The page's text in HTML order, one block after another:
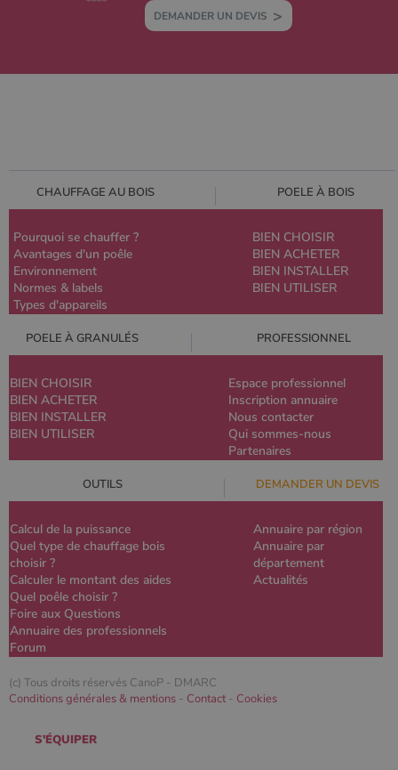
DEMANDER UN DEVIS
CHAUFFAGE AU BOIS POELE À BOIS
Pourquoi se chauffer ?
Avantages d'un poêle
Environnement
Normes & labels
Types d'appareils
BIEN CHOISIR
BIEN ACHETER
BIEN INSTALLER
BIEN UTILISER
POELE À GRANULÉS PROFESSIONNEL
BIEN CHOISIR
BIEN ACHETER
BIEN INSTALLER
BIEN UTILISER
Espace professionnel
Inscription annuaire
Nous contacter
Qui sommes-nous
Partenaires
OUTILS DEMANDER UN DEVIS
Calcul de la puissance
Quel type de chauffage bois
choisir ?
Calculer le montant des aides
Quel poêle choisir ?
Foire aux Questions
Annuaire des professionnels
Forum
Annuaire par région
Annuaire par
département
Actualités
(c) Tous droits réservés CanoP - DMARC
Conditions générales & mentions - Contact - Cookies
S'ÉQUIPER